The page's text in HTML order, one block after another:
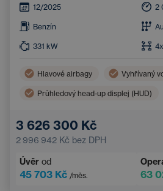
12/2025 2
Benzín
331 kW
Hlavové airbagy Vyhřívaný
Průhledový head-up displej (HUD)
Třízónová klimatizace
Roletky zadních oken
3 626 300 Kč
2 996 942 Kč bez DPH
Úvěr od
45 703 Kč /měs. 63